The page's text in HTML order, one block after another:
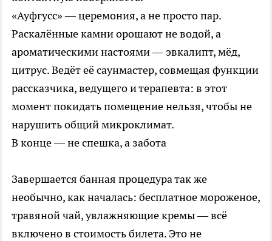
«Ауфгусс» — церемония, а не просто пар.
Раскалённые камни орошают не водой, а
ароматическими настоями — эвкалипт, мёд,
цитрус. Ведёт её саунмастер, совмещая функции
рассказчика, ведущего и терапевта: в этот
момент покидать помещение нельзя, чтобы не
нарушить общий микроклимат.
В конце — не спешка, а забота
Завершается банная процедура так же
необычно, как началась: бесплатное мороженое,
травяной чай, увлажняющие кремы — всё
включено в стоимость билета. Это не